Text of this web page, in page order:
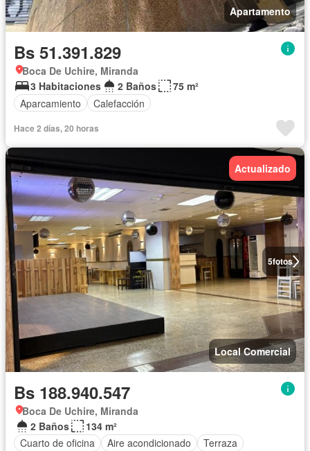
Apartamento
Bs 51.391.829
Boca De Uchire, Miranda
3 Habitaciones
2 Baños
75 m²
Aparcamiento
Calefacción
Hace 2 días, 20 horas
5fotos
Actualizado
Local Comercial
Bs 188.940.547
Boca De Uchire, Miranda
2 Baños
134 m²
Cuarto de oficina
Aire acondicionado Terraza